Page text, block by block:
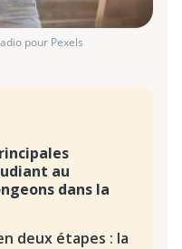
pour Pexels
au
dans la
deux étapes : la